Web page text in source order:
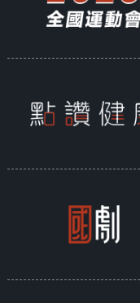
家见面，尝试
2100, up
species-
and
activities.
and
availability,
and
species like